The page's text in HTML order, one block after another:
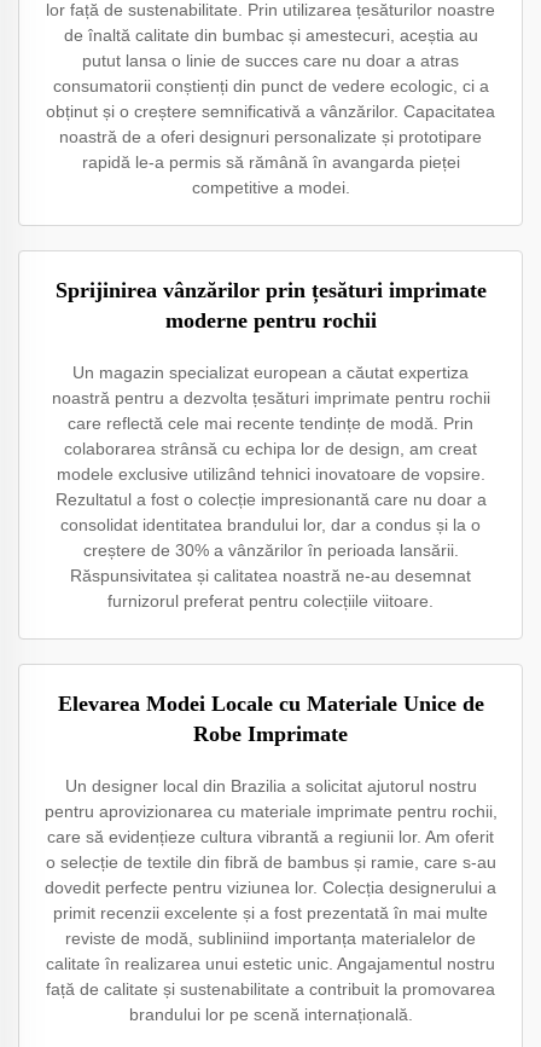
lor față de sustenabilitate. Prin utilizarea țesăturilor noastre
de înaltă calitate din bumbac și amestecuri, aceștia au
putut lansa o linie de succes care nu doar a atras
consumatorii conștienți din punct de vedere ecologic, ci a
obținut și o creștere semnificativă a vânzărilor. Capacitatea
noastră de a oferi designuri personalizate și prototipare
rapidă le-a permis să rămână în avangarda pieței
competitive a modei.
Sprijinirea vânzărilor prin țesături imprimate
moderne pentru rochii
Un magazin specializat european a căutat expertiza
noastră pentru a dezvolta țesături imprimate pentru rochii
care reflectă cele mai recente tendințe de modă. Prin
colaborarea strânsă cu echipa lor de design, am creat
modele exclusive utilizând tehnici inovatoare de vopsire.
Rezultatul a fost o colecție impresionantă care nu doar a
consolidat identitatea brandului lor, dar a condus și la o
creștere de 30% a vânzărilor în perioada lansării.
Răspunsivitatea și calitatea noastră ne-au desemnat
furnizorul preferat pentru colecțiile viitoare.
Elevarea Modei Locale cu Materiale Unice de
Robe Imprimate
Un designer local din Brazilia a solicitat ajutorul nostru
pentru aprovizionarea cu materiale imprimate pentru rochii,
care să evidențieze cultura vibrantă a regiunii lor. Am oferit
o selecție de textile din fibră de bambus și ramie, care s-au
dovedit perfecte pentru viziunea lor. Colecția designerului a
primit recenzii excelente și a fost prezentată în mai multe
reviste de modă, subliniind importanța materialelor de
calitate în realizarea unui estetic unic. Angajamentul nostru
față de calitate și sustenabilitate a contribuit la promovarea
brandului lor pe scenă internațională.